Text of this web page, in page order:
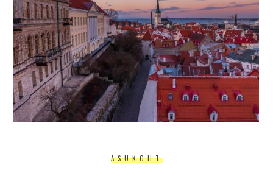
ASUKOHT